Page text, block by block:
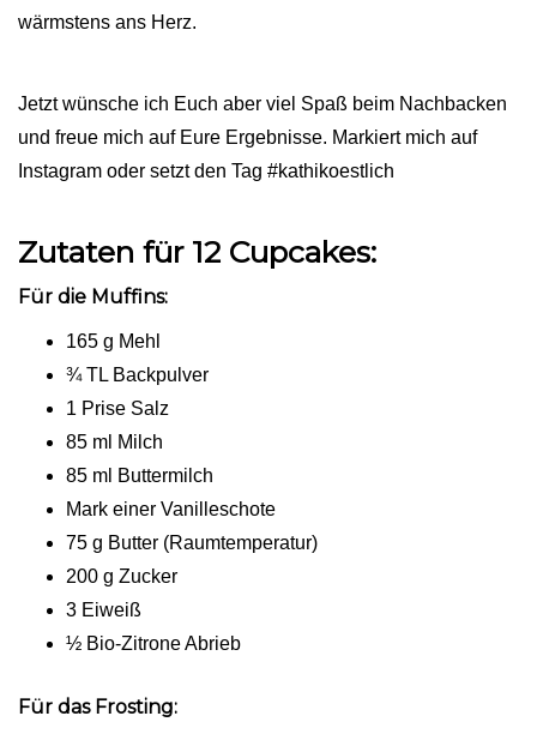
wärmstens ans Herz.
Jetzt wünsche ich Euch aber viel Spaß beim Nachbacken
und freue mich auf Eure Ergebnisse. Markiert mich auf
Instagram oder setzt den Tag #kathikoestlich
Zutaten für 12 Cupcakes:
Für die Muffins:
165 g Mehl
¾ TL Backpulver
1 Prise Salz
85 ml Milch
85 ml Buttermilch
Mark einer Vanilleschote
75 g Butter (Raumtemperatur)
200 g Zucker
3 Eiweiß
½ Bio-Zitrone Abrieb
Für das Frosting: